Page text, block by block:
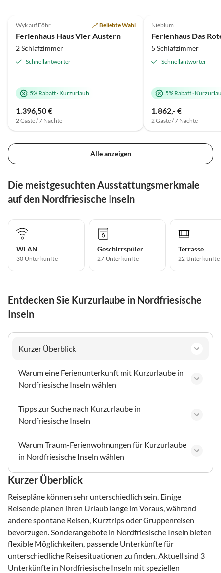
Wyk auf Föhr Beliebte Wahl
Ferienhaus Haus Vier Austern
2 Schlafzimmer
Schnellantworter
5% Rabatt· Kurzurlaub
1.396,50 €
2 Gäste / 7 Nächte
Nieblum
Ferienhaus Das
5 Schlafzimmer
Schnellantworter
5% Rabatt·
1.862,- €
2 Gäste / 7 Nächte
Alle anzeigen
Die meistgesuchten Ausstattungsmerkmale
auf den Nordfriesische Inseln
WLAN
30 Unterkünfte
Geschirrspüler
27 Unterkünfte
Terrasse
22 Unterkünfte
Entdecken Sie Kurzurlaube in Nordfriesische
Inseln
Kurzer Überblick
Warum eine Ferienunterkunft mit Kurzurlaube in
Nordfriesische Inseln wählen
Tipps zur Suche nach Kurzurlaube in
Nordfriesische Inseln
Warum Traum-Ferienwohnungen für Kurzurlaube
in Nordfriesische Inseln wählen
Kurzer Überblick
Reisepläne können sehr unterschiedlich sein. Einige
Reisende planen ihren Urlaub lange im Voraus, während
andere spontane Reisen, Kurztrips oder Gruppenreisen
bevorzugen. Sonderangebote in Nordfriesische Inseln bieten
flexible Möglichkeiten, passende Unterkünfte für
unterschiedliche Reisesituationen zu finden. Aktuell sind 3
Unterkünfte in Nordfriesische Inseln mit speziellen